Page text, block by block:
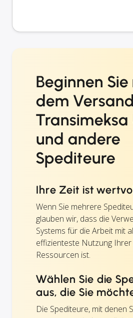
Beginnen
dem
Transimeksa
und andere
Spediteure
Ihre Zeit ist
Wenn Sie mehrere
glauben wir, dass die
Systems für die Arbeit mit
effizienteste Nutzung
Ressourcen ist.
Wählen Sie die
aus, die Sie
Die Spediteure, mit denen